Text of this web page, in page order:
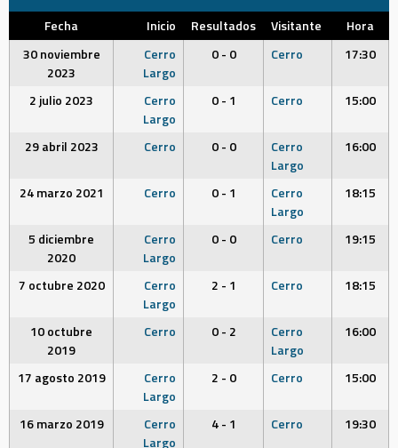
Fecha Inicio Resultados Visitante
Hora
30 noviembre
2023
Cerro
Largo
0 - 0 Cerro 17:30
2 julio 2023
Cerro
Largo
0 - 1 Cerro 15:00
29 abril 2023 Cerro 0 - 0
Cerro
Largo
16:00
24 marzo 2021 Cerro 0 - 1
Cerro
Largo
18:15
5 diciembre
2020
Cerro
Largo
0 - 0 Cerro 19:15
7 octubre 2020
Cerro
Largo
2 - 1 Cerro 18:15
10 octubre
2019
Cerro 0 - 2
Cerro
Largo
16:00
17 agosto 2019
Cerro
Largo
2 - 0 Cerro 15:00
16 marzo 2019
Cerro
Largo
4 - 1 Cerro 19:30